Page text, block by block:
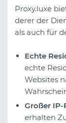
Proxy.luxe
derer der
als auch für
Echte
echte
Websites
Großer IP-
erhalten